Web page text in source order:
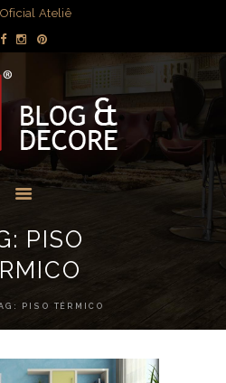
Ateliê
PISO
PISO TÉRMICO
- ATELIÊ
decorações e interiores.